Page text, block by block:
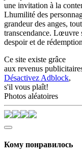
une invitation à la
Lhumilité des
grandeur des anges,
transcendance. Lœuvre
despoir et de
Ce site existe grâce
aux revenus
Désactivez Adblock,
s'il vous plaît!
Photos aléatoires
Кому понравилось